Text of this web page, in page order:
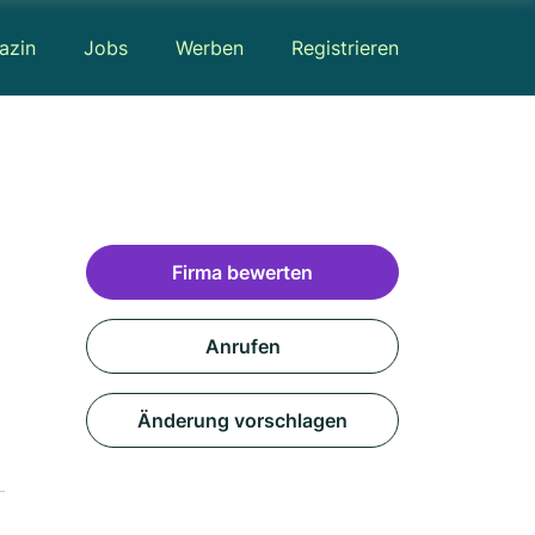
Jobs Werben Registrieren
Firma bewerten
Anrufen
Änderung vorschlagen